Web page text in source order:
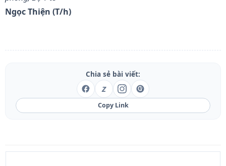
Ngọc Thiện (T/h)
Chia sẻ bài viết:
Z
Copy Link